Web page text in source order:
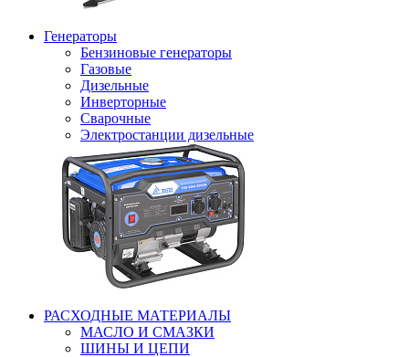
Генераторы
Бензиновые генераторы
Газовые
Дизельные
Инверторные
Сварочные
Электростанции дизельные
РАСХОДНЫЕ МАТЕРИАЛЫ
МАСЛО И СМАЗКИ
ШИНЫ И ЦЕПИ